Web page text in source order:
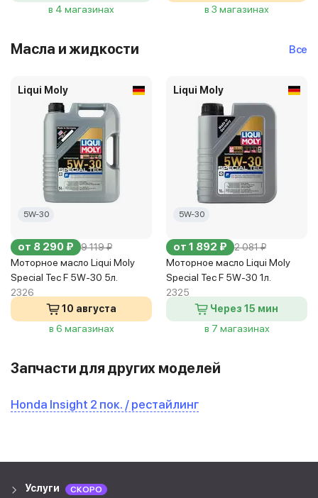
в 4 магазинах
в 3 магазинах
Масла и жидкости Все
Liqui Moly
5W-30
от 8 290 ₽ 9 119 ₽
Моторное масло Liqui Moly
Special Tec F 5W-30 5л.
2326
10 августа
в 6 магазинах
Liqui Moly
5W-30
от 1 892 ₽ 2 081 ₽
Моторное масло Liqui Moly
Special Tec F 5W-30 1л.
2325
Через 15 мин
в 7 магазинах
Запчасти для других моделей
Honda Insight 2 пок. / рестайлинг
Услуги СКОРО